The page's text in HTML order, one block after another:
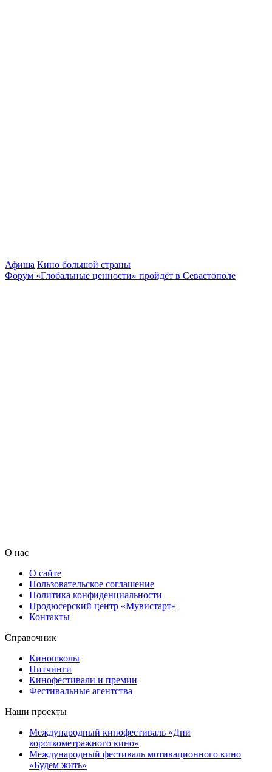
Афиша Кино большой страны
Форум «Глобальные ценности» пройдёт в Севастополе
О нас
О сайте
Пользовательское соглашение
Политика конфиденциальности
Продюсерский центр «Мувистарт»
Контакты
Справочник
Киношколы
Питчинги
Кинофестивали и премии
Фестивальные агентства
Наши проекты
Международный кинофестиваль «Дни
короткометражного кино»
Международный фестиваль мотивационного кино
«Будем жить»